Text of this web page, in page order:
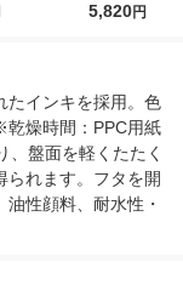
1箱（24
詰め替え メガ
5,820円
たインキを採用。色
燥時間：PPC用紙
、盤面を軽くたたく
られます。フタを開
性顔料、耐水性・